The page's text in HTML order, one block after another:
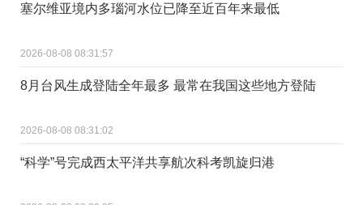
塞尔维亚境内多瑙河水位已降至近百年来最低
2026-08-08 08:31:57
8月台风生成登陆全年最多 最常在我国这些地方登陆
2026-08-08 08:31:02
“科学”号完成西太平洋共享航次科考凯旋归港